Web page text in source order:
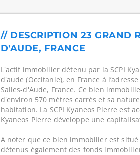
// DESCRIPTION 23 GRAND
D'AUDE, FRANCE
L'actif immobilier détenu par la SCPI
d'aude (Occitanie), en France à
Salles-d'Aude, France. Ce bien
d'environ 570 mètres carrés et sa
habitation. La SCPI Kyaneos Pierre est
Kyaneos Pierre développe une
A noter que ce bien immobilier est
détenus également des fonds